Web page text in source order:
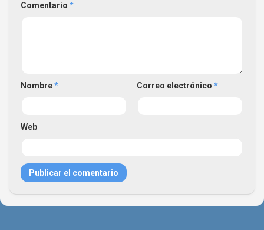
Comentario *
Nombre* Correo electrónico *
Web